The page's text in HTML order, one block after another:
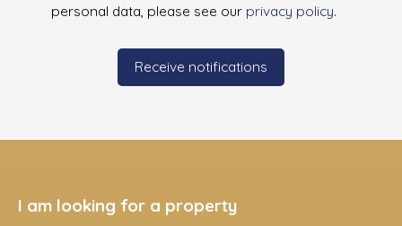
personal data, please see our privacy policy.
Receive notifications
I am looking for a property